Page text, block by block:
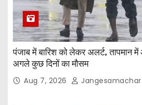
पंजाब में बारिश को लेकर अलर्ट, तापमान में
अगले कुछ दिनों का मौसम
Aug 7, 2026 Jangesamachar